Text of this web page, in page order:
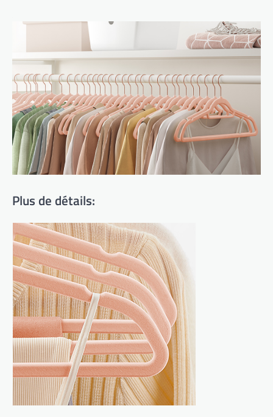
Plus de détails: